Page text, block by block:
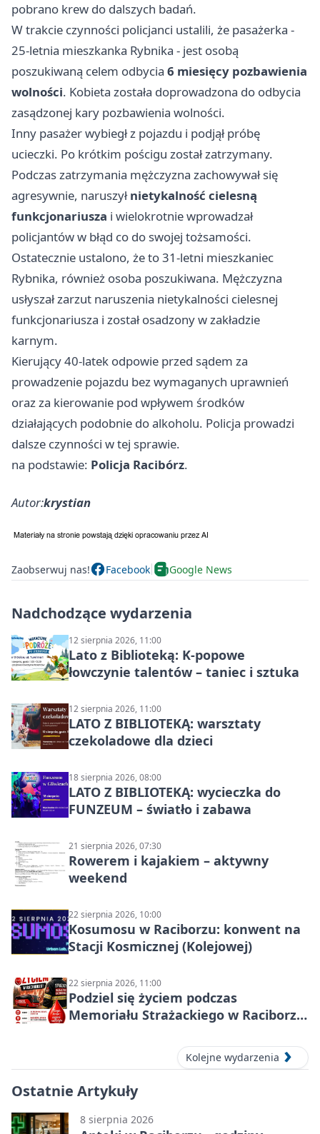
pobrano krew do dalszych badań.
W trakcie czynności policjanci ustalili, że pasażerka -
25-letnia mieszkanka Rybnika - jest osobą
poszukiwaną celem odbycia 6 miesięcy pozbawienia
wolności. Kobieta została doprowadzona do odbycia
zasądzonej kary pozbawienia wolności.
Inny pasażer wybiegł z pojazdu i podjął próbę
ucieczki. Po krótkim pościgu został zatrzymany.
Podczas zatrzymania mężczyzna zachowywał się
agresywnie, naruszyłnietykalność cielesną
funkcjonariusza i wielokrotnie wprowadzał
policjantów w błąd co do swojej tożsamości.
Ostatecznie ustalono, że to 31-letni mieszkaniec
Rybnika, również osoba poszukiwana. Mężczyzna
usłyszał zarzut naruszenia nietykalności cielesnej
funkcjonariusza i został osadzony w zakładzie
karnym.
Kierujący 40-latek odpowie przed sądem za
prowadzenie pojazdu bez wymaganych uprawnień
oraz za kierowanie pod wpływem środków
działających podobnie do alkoholu. Policja prowadzi
dalsze czynności w tej sprawie.
na podstawie: Policja Racibórz.
Autor:krystian
Zaobserwuj nas! Facebook Google News
Nadchodzące wydarzenia
12 sierpnia 2026, 11:00
Lato z Biblioteką: K-popowe
łowczynie talentów – taniec i sztuka
12 sierpnia 2026, 11:00
LATO Z BIBLIOTEKĄ: warsztaty
czekoladowe dla dzieci
18 sierpnia 2026, 08:00
LATO Z BIBLIOTEKĄ: wycieczka do
FUNZEUM – światło i zabawa
21 sierpnia 2026, 07:30
Rowerem i kajakiem – aktywny
weekend
22 sierpnia 2026, 10:00
Kosumosu w Raciborzu: konwent na
Stacji Kosmicznej (Kolejowej)
22 sierpnia 2026, 11:00
Podziel się życiem podczas
Memoriału Strażackiego w Raciborzu
Kolejne wydarzenia
Ostatnie Artykuły
8 sierpnia 2026